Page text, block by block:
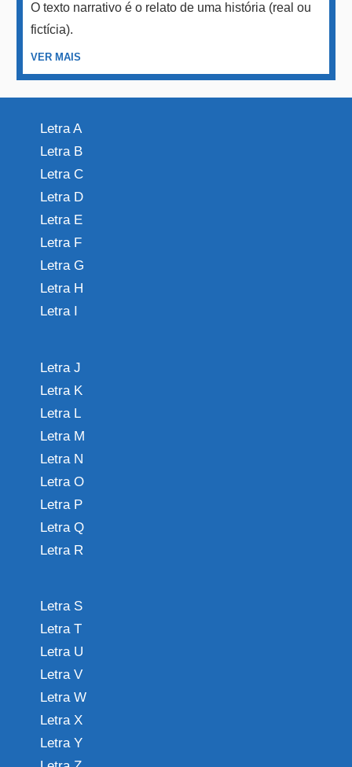
O texto narrativo é o relato de uma história (real ou
fictícia).
VER MAIS
Letra A
Letra B
Letra C
Letra D
Letra E
Letra F
Letra G
Letra H
Letra I
Letra J
Letra K
Letra L
Letra M
Letra N
Letra O
Letra P
Letra Q
Letra R
Letra S
Letra T
Letra U
Letra V
Letra W
Letra X
Letra Y